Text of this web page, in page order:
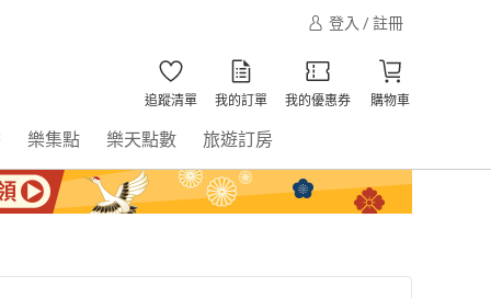
登入 / 註冊
追蹤清單 我的訂單 我的優惠券 購物車
樂集點 樂天點數 旅遊訂房